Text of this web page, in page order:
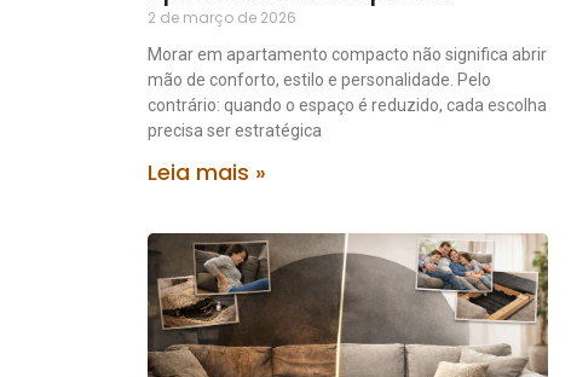
2 de março de 2026
Morar em apartamento compacto não significa abrir
mão de conforto, estilo e personalidade. Pelo
contrário: quando o espaço é reduzido, cada escolha
precisa ser estratégica
Leia mais »